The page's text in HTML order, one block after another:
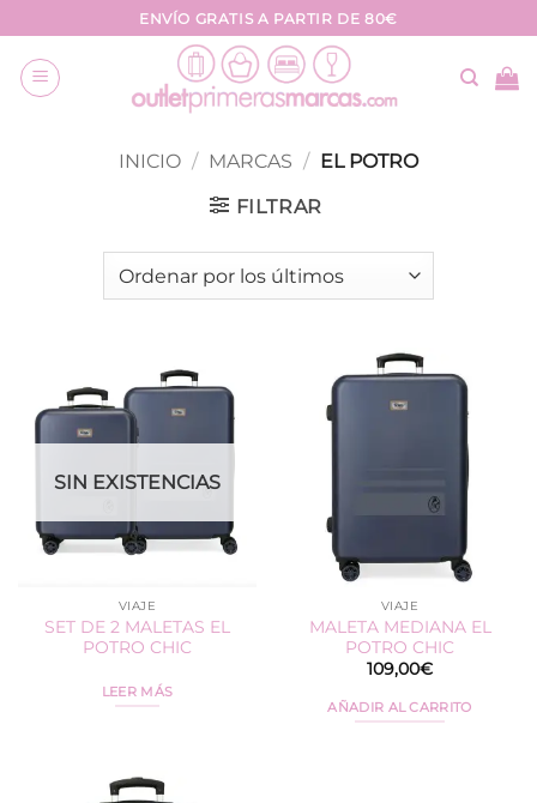
al
contenido
ENVÍO GRATIS A PARTIR DE 80€
INICIO / MARCAS / EL POTRO
FILTRAR
SIN EXISTENCIAS
VIAJE
SET DE 2 MALETAS EL
POTRO CHIC
LEER MÁS
VIAJE
MALETA MEDIANA EL
POTRO CHIC
109,00€
AÑADIR AL CARRITO